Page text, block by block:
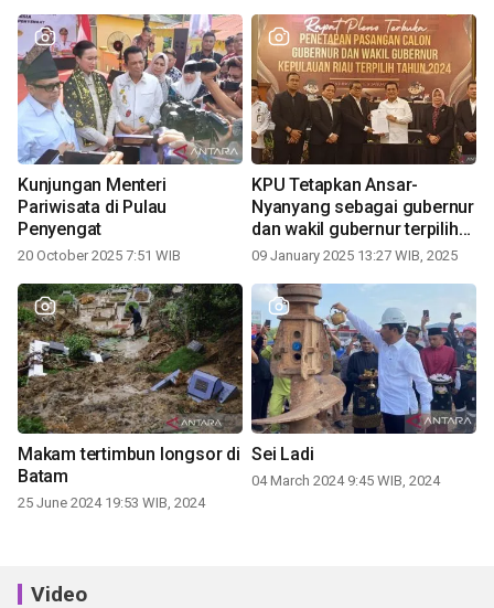
Kunjungan Menteri
Pariwisata di Pulau
Penyengat
20 October 2025 7:51 WIB
KPU Tetapkan Ansar-
Nyanyang sebagai gubernur
dan wakil gubernur terpilih
periode 2025-2030
09 January 2025 13:27 WIB, 2025
Makam tertimbun longsor di
Batam
25 June 2024 19:53 WIB, 2024
Sei Ladi
04 March 2024 9:45 WIB, 2024
Video